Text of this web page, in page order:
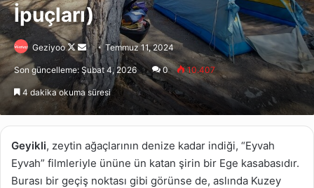
İpuçları)
Geziyoo
Follow
on
X
Bir
e-
posta
göndermek
Temmuz 11, 2024
Son güncelleme: Şubat 4, 2026 0 10.407
4 dakika okuma süresi
Geyikli, zeytin ağaçlarının denize kadar indiği, “Eyvah
Eyvah” filmleriyle ününe ün katan şirin bir Ege kasabasıdır.
Burası bir geçiş noktası gibi görünse de, aslında Kuzey